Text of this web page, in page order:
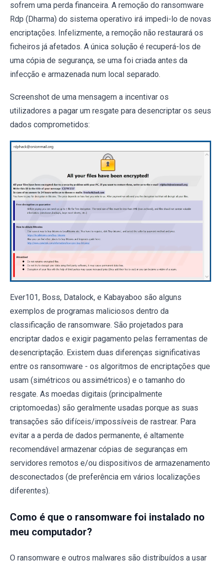
sofrem uma perda financeira. A remoção do ransomware
Rdp (Dharma) do sistema operativo irá impedi-lo de novas
encriptações. Infelizmente, a remoção não restaurará os
ficheiros já afetados. A única solução é recuperá-los de
uma cópia de segurança, se uma foi criada antes da
infecção e armazenada num local separado.
Screenshot de uma mensagem a incentivar os
utilizadores a pagar um resgate para desencriptar os seus
dados comprometidos:
Ever101, Boss, Datalock, e Kabayaboo são alguns
exemplos de programas maliciosos dentro da
classificação de ransomware. São projetados para
encriptar dados e exigir pagamento pelas ferramentas de
desencriptação. Existem duas diferenças significativas
entre os ransomware - os algoritmos de encriptações que
usam (simétricos ou assimétricos) e o tamanho do
resgate. As moedas digitais (principalmente
criptomoedas) são geralmente usadas porque as suas
transações são difíceis/impossíveis de rastrear. Para
evitar a a perda de dados permanente, é altamente
recomendável armazenar cópias de seguranças em
servidores remotos e/ou dispositivos de armazenamento
desconectados (de preferência em vários localizações
diferentes).
Como é que o ransomware foi instalado no
meu computador?
O ransomware e outros malwares são distribuídos a usar